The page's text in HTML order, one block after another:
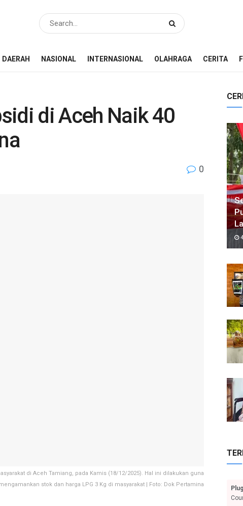
DAERAH NASIONAL INTERNASIONAL OLAHRAGA CERITA
di Aceh Naik 40
0
di Aceh Tamiang, pada Kamis (18/12/2025). Hal ini dilakukan guna
stok dan harga LPG 3 Kg di masyarakat | Foto: Dok Pertamina
4